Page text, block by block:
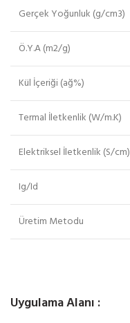
Gerçek Yoğunluk (g/cm3)
Ö.Y.A (m2/g)
Kül İçeriği (ağ%)
Termal İletkenlik (W/m.K)
Elektriksel İletkenlik (S/cm)
Ig/Id
Üretim Metodu
Uygulama Alanı :